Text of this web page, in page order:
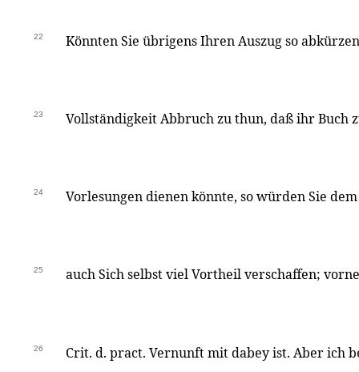
22 Könnten Sie übrigens Ihren Auszug so
23 Vollständigkeit Abbruch zu thun, daß ihr Buch
24 Vorlesungen dienen könnte, so würden Sie
25 auch Sich selbst viel Vortheil verschaffen;
26 Crit. d. pract. Vernunft mit dabey ist. Aber ich